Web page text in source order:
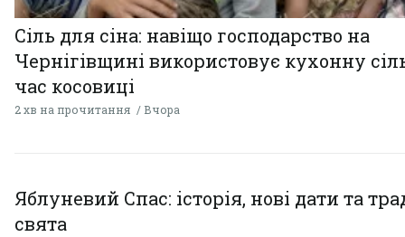
Сіль для сіна: навіщо господарство на
Чернігівщині використовує кухонну
час косовиці
2 хв на прочитання Вчора
Яблуневий Спас: історія, нові дати та
свята